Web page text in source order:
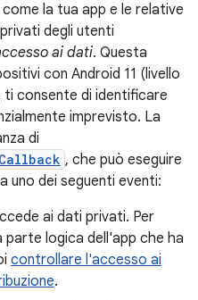
la tua app e le relative
degli utenti
ai dati. Questa
con Android 11 (livello
ti consente di identificare
imprevisto. La
di
, che può eseguire
uno dei seguenti eventi:
ai dati privati. Per
logica dell'app che ha
controllare l'accesso ai
.